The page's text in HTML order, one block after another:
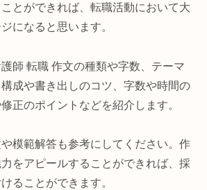
とができれば、転職活動において大
になると思います。
師 転職 作文の種類や字数、テーマ
成や書き出しのコツ、字数や時間の
正のポイントなどを紹介します。
模範解答も参考にしてください。作
をアピールすることができれば、採
ることができます。